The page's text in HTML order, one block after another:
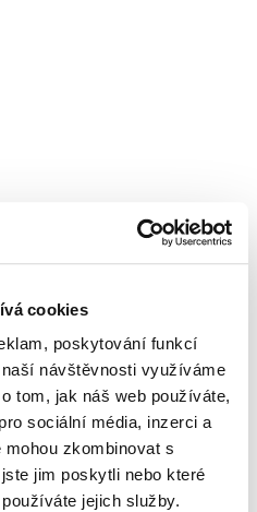
cookies
poskytování funkcí
návštěvnosti využíváme
tom, jak náš web používáte,
sociální média, inzerci a
zkombinovat s
jim poskytli nebo které
jejich služby.